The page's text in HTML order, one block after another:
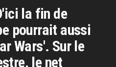
la fin de
pourrait aussi
Wars'. Sur le
le net